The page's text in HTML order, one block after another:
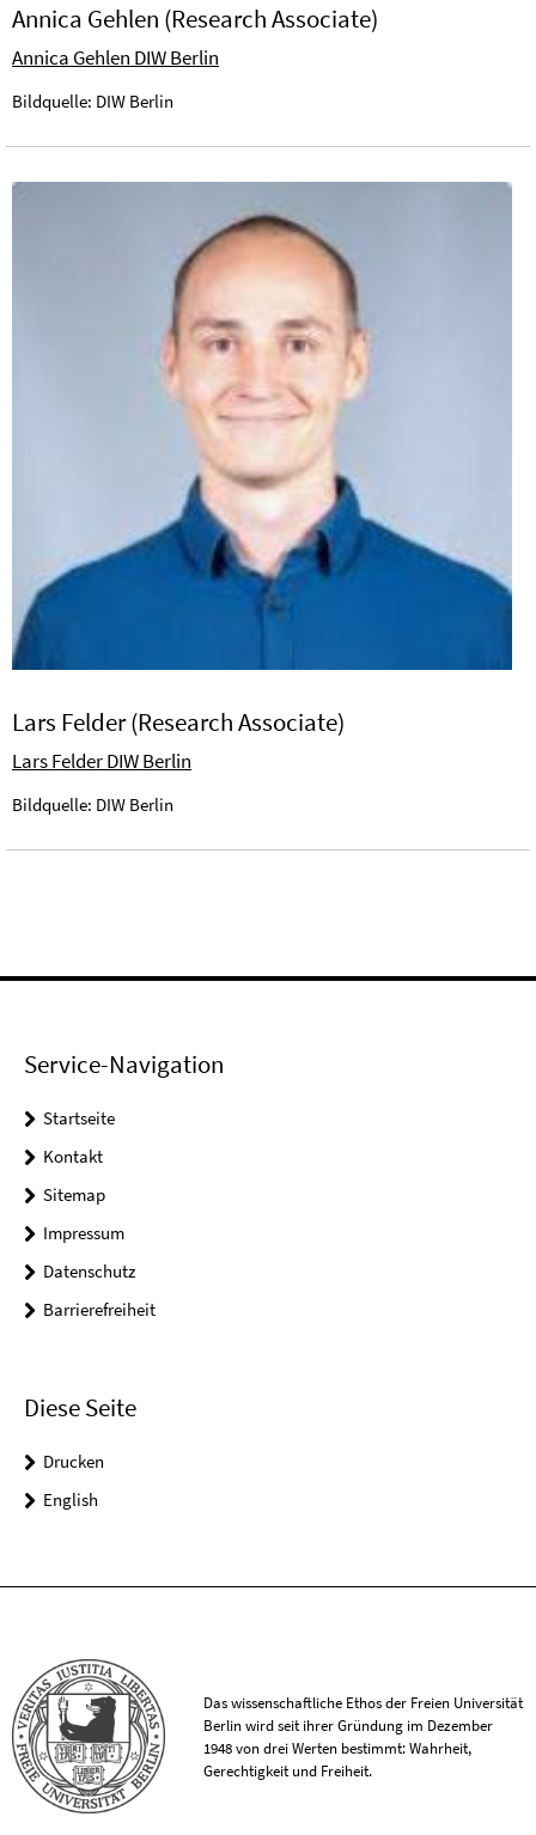
Annica Gehlen (Research Associate)
Annica Gehlen DIW Berlin
Bildquelle: DIW Berlin
Lars Felder (Research Associate)
Lars Felder DIW Berlin
Bildquelle: DIW Berlin
Service-Navigation
Startseite
Kontakt
Sitemap
Impressum
Datenschutz
Barrierefreiheit
Diese Seite
Drucken
English
Das wissenschaftliche Ethos der Freien Universität
Berlin wird seit ihrer Gründung im Dezember
1948 von drei Werten bestimmt: Wahrheit,
Gerechtigkeit und Freiheit.